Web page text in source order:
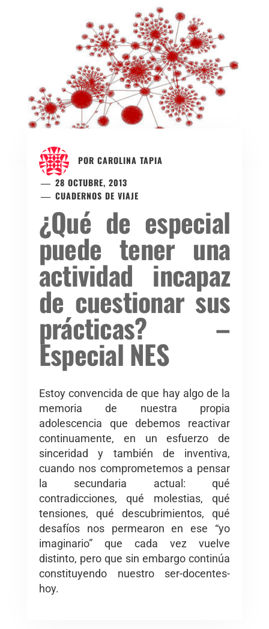
POR CAROLINA TAPIA
28 OCTUBRE, 2013
CUADERNOS DE VIAJE
¿Qué de especial
puede tener una
actividad incapaz
de cuestionar sus
prácticas? –
Especial NES
Estoy convencida de que hay algo de la
memoria de nuestra propia
adolescencia que debemos reactivar
continuamente, en un esfuerzo de
sinceridad y también de inventiva,
cuando nos comprometemos a pensar
la secundaria actual: qué
contradicciones, qué molestias, qué
tensiones, qué descubrimientos, qué
desafíos nos permearon en ese “yo
imaginario” que cada vez vuelve
distinto, pero que sin embargo continúa
constituyendo nuestro ser-docentes-
hoy.